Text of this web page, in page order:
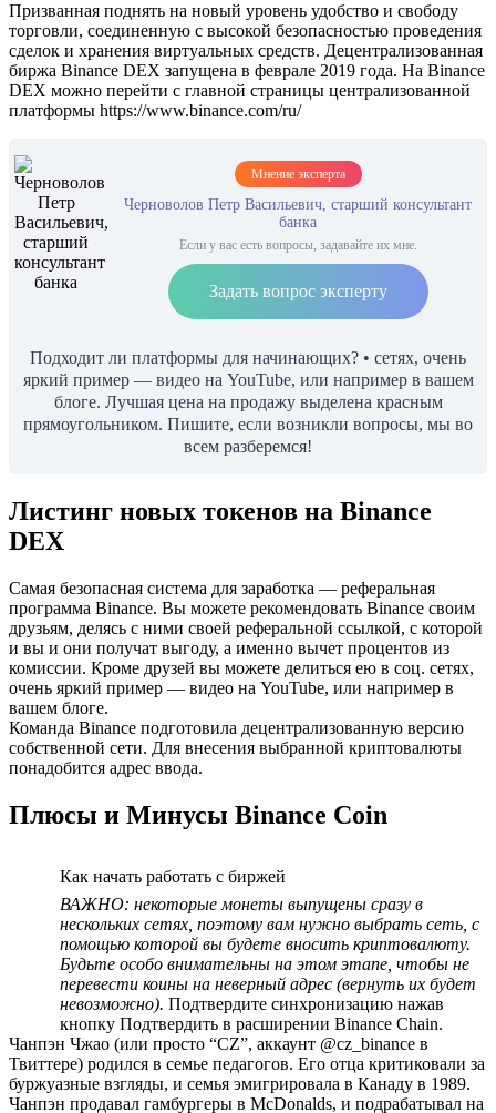
Призванная поднять на новый уровень удобство и свободу
торговли, соединенную с высокой безопасностью проведения
сделок и хранения виртуальных средств. Децентрализованная
биржа Binance DEX запущена в феврале 2019 года. На Binance
DEX можно перейти с главной страницы централизованной
платформы https://www.binance.com/ru/
Мнение эксперта
Черноволов Петр Васильевич, старший консультант
банка
Если у вас есть вопросы, задавайте их мне.
Задать вопрос эксперту
Подходит ли платформы для начинающих? • сетях, очень
яркий пример — видео на YouTube, или например в вашем
блоге. Лучшая цена на продажу выделена красным
прямоугольником. Пишите, если возникли вопросы, мы во
всем разберемся!
Листинг новых токенов на Binance
DEX
Самая безопасная система для заработка — реферальная
программа Binance. Вы можете рекомендовать Binance своим
друзьям, делясь с ними своей реферальной ссылкой, с которой
и вы и они получат выгоду, а именно вычет процентов из
комиссии. Кроме друзей вы можете делиться ею в соц. сетях,
очень яркий пример — видео на YouTube, или например в
вашем блоге.
Команда Binance подготовила децентрализованную версию
собственной сети. Для внесения выбранной криптовалюты
понадобится адрес ввода.
Плюсы и Минусы Binance Coin
Как начать работать с биржей
ВАЖНО: некоторые монеты выпущены сразу в
нескольких сетях, поэтому вам нужно выбрать сеть, с
помощью которой вы будете вносить криптовалюту.
Будьте особо внимательны на этом этапе, чтобы не
перевести коины на неверный адрес (вернуть их будет
невозможно). Подтвердите синхронизацию нажав
кнопку Подтвердить в расширении Binance Chain.
Чанпэн Чжао (или просто “CZ”, аккаунт @cz_binance в
Твиттере) родился в семье педагогов. Его отца критиковали за
буржуазные взгляды, и семья эмигрировала в Канаду в 1989.
Чанпэн продавал гамбургеры в McDonalds, и подрабатывал на